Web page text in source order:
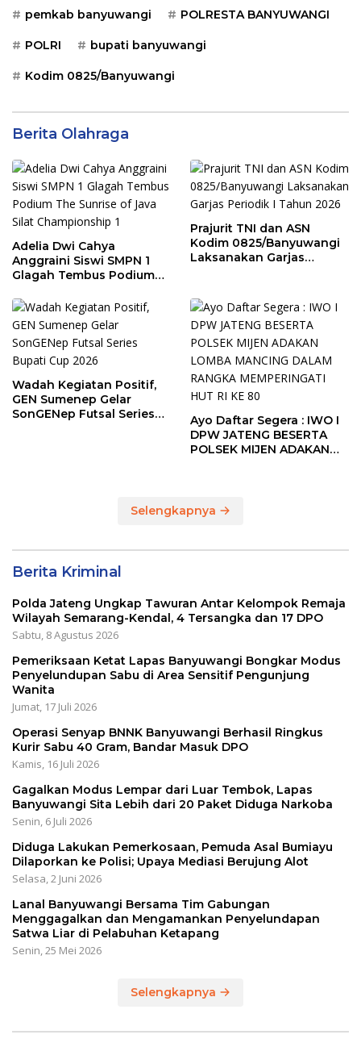
pemkab banyuwangi POLRESTA BANYUWANGI
POLRI bupati banyuwangi
Kodim 0825/Banyuwangi
Berita Olahraga
Adelia Dwi Cahya
Anggraini Siswi SMPN 1
Glagah Tembus Podium
Championship 1
Prajurit TNI dan ASN
Kodim 0825/Banyuwangi
Laksanakan Garjas
Wadah Kegiatan Positif,
GEN Sumenep Gelar
SonGENep Futsal Series
Ayo Daftar Segera : IWO I
DPW JATENG BESERTA
POLSEK MIJEN ADAKAN
Selengkapnya
Berita Kriminal
Polda Jateng Ungkap Tawuran Antar Kelompok Remaja
Wilayah Semarang-Kendal, 4 Tersangka dan 17 DPO
Sabtu, 8 Agustus 2026
Pemeriksaan Ketat Lapas Banyuwangi Bongkar Modus
Penyelundupan Sabu di Area Sensitif Pengunjung
Wanita
Jumat, 17 Juli 2026
Operasi Senyap BNNK Banyuwangi Berhasil Ringkus
Kurir Sabu 40 Gram, Bandar Masuk DPO
Kamis, 16 Juli 2026
Gagalkan Modus Lempar dari Luar Tembok, Lapas
Banyuwangi Sita Lebih dari 20 Paket Diduga Narkoba
Senin, 6 Juli 2026
Diduga Lakukan Pemerkosaan, Pemuda Asal Bumiayu
Dilaporkan ke Polisi; Upaya Mediasi Berujung Alot
Selasa, 2 Juni 2026
Lanal Banyuwangi Bersama Tim Gabungan
Menggagalkan dan Mengamankan Penyelundapan
Satwa Liar di Pelabuhan Ketapang
Senin, 25 Mei 2026
Selengkapnya